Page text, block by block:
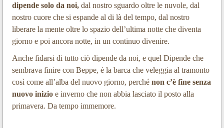
dipende solo da noi,dal nostro sguardo oltre le nuvole, dal
nostro cuore che si espande al di là del tempo, dal nostro
liberare la mente oltre lo spazio dell’ultima notte che diventa
giorno e poi ancora notte, in un continuo divenire.
Anche fidarsi di tutto ciò dipende da noi, e quel Dipende che
sembrava finire con Beppe, è la barca che veleggia al tramonto
così come all’alba del nuovo giorno, perché non c’è fine senza
nuovo inizioe inverno che non abbia lasciato il posto alla
primavera. Da tempo immemore.